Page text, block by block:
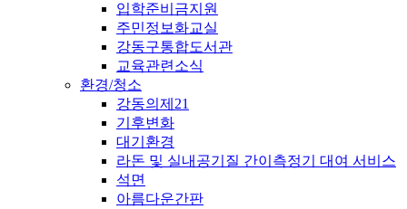
입학준비금지원
주민정보화교실
강동구통합도서관
교육관련소식
환경/청소
강동의제21
기후변화
대기환경
라돈 및 실내공기질 간이측정기 대여 서비스
석면
아름다운간판